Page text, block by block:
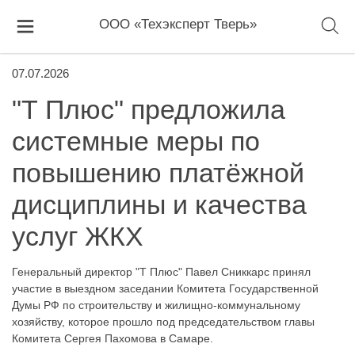
ООО «Техэксперт Тверь»
07.07.2026
"Т Плюс" предложила
системные меры по
повышению платёжной
дисциплины и качества
услуг ЖКХ
Генеральный директор "Т Плюс" Павел Сниккарс принял
участие в выездном заседании Комитета Государственной
Думы РФ по строительству и жилищно-коммунальному
хозяйству, которое прошло под председательством главы
Комитета Сергея Пахомова в Самаре.